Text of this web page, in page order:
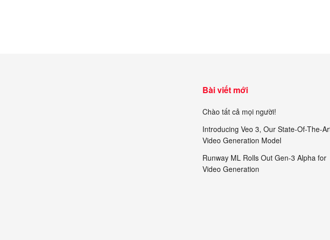
Bài viết mới
Chào tất cả mọi người!
Introducing Veo 3, Our State-Of-The-
Video Generation Model
Runway ML Rolls Out Gen-3 Alpha for
Video Generation